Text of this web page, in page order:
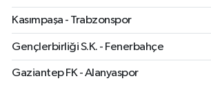
Kasımpaşa - Trabzonspor
Gençlerbirliği S.K. - Fenerbahçe
Gaziantep FK - Alanyaspor